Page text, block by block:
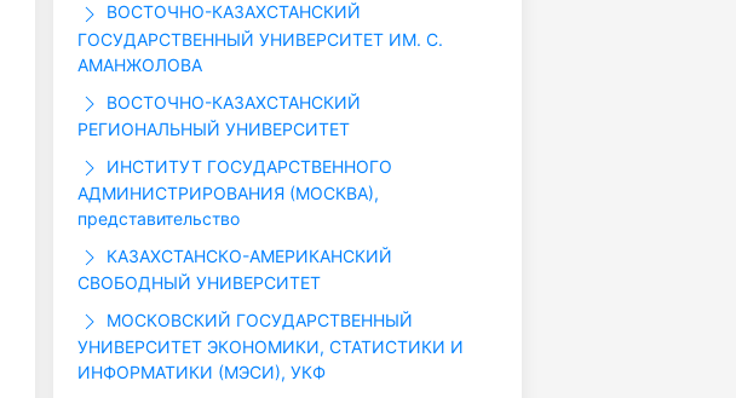
ВОСТОЧНО-КАЗАХСТАНСКИЙ
ГОСУДАРСТВЕННЫЙ УНИВЕРСИТЕТ ИМ. С.
АМАНЖОЛОВА
ВОСТОЧНО-КАЗАХСТАНСКИЙ
РЕГИОНАЛЬНЫЙ УНИВЕРСИТЕТ
ИНСТИТУТ ГОСУДАРСТВЕННОГО
АДМИНИСТРИРОВАНИЯ (МОСКВА),
представительство
КАЗАХСТАНСКО-АМЕРИКАНСКИЙ
СВОБОДНЫЙ УНИВЕРСИТЕТ
МОСКОВСКИЙ ГОСУДАРСТВЕННЫЙ
УНИВЕРСИТЕТ ЭКОНОМИКИ, СТАТИСТИКИ И
ИНФОРМАТИКИ (МЭСИ), УКФ